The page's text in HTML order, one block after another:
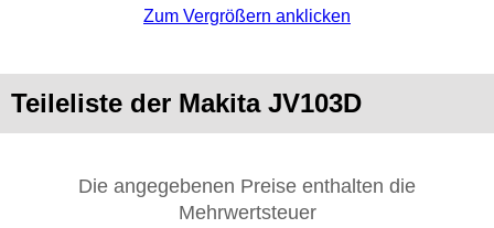
Zum Vergrößern anklicken
Teileliste der Makita JV103D
Die angegebenen Preise enthalten die
Mehrwertsteuer